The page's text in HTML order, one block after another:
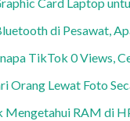
di Pesawat,
TikTok 0 Views,
Orang Lewat Foto
Mengetahui RAM di